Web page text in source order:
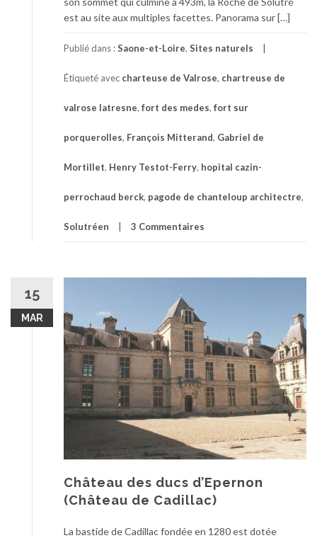
est au site aux multiples facettes. Panorama sur […]
Publié dans :Saone-et-Loire, Sites naturels
Étiqueté avec charteuse de Valrose, chartreuse de
valrose latresne, fort des medes, fort sur
porquerolles, François Mitterand, Gabriel de
Mortillet, Henry Testot-Ferry, hopital cazin-
perrochaud berck, pagode de chanteloup architectre,
Solutréen 3 Commentaires
15
MAR
Château des ducs d’Epernon
(Château de Cadillac)
La bastide de Cadillac fondée en 1280 est dotée